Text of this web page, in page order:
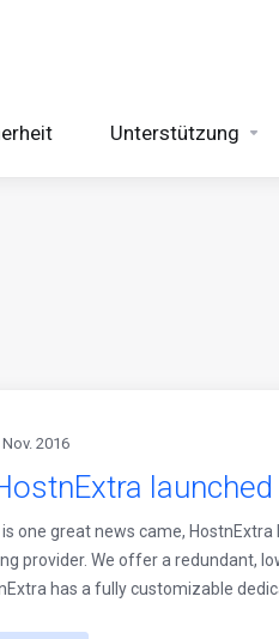
Unterstützung
Nov. 2016
is one great news came,
provider. We offer a redundant,
has a fully customizable